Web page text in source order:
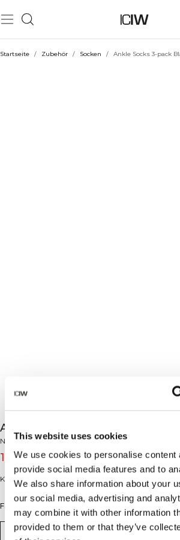
This website uses cookies
We use cookies to personalise content
provide social media features and to
We also share information about your
our social media, advertising and
may combine it with other information
provided to them or that they’ve
Startseite / Zubehör / Socken / Ankle Socks 3-pack
Ankle Socks 3-Pack Black
No Brand
12€15€(-20%)
Knöchelsocke.
Farbe: Black